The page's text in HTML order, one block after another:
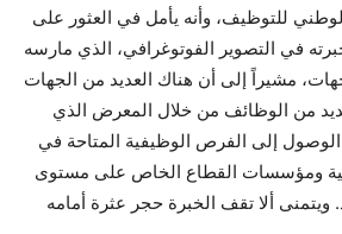
للتوظيف، وأنه يأمل في العثور على
في التصوير الفوتوغرافي، الذي مارسه
مشيراً إلى أن هناك العديد من الجهات
من الوظائف من خلال المعرض الذي
الوصول إلى الفرص الوظيفية المتاحة في
ومؤسسات القطاع الخاص على مستوى
ألا تقف الخبرة حجر عثرة أمامه